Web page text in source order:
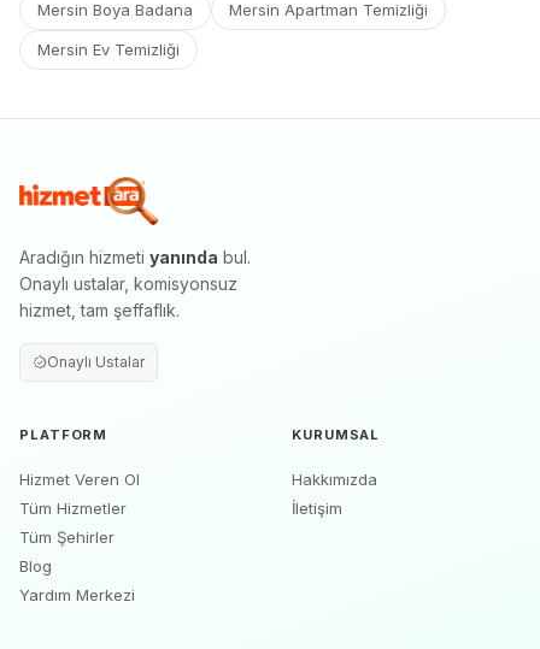
Mersin Boya Badana Mersin Apartman Temizliği
Mersin Ev Temizliği
Aradığın hizmeti yanında bul.
Onaylı ustalar, komisyonsuz
hizmet, tam şeffaflık.
Onaylı Ustalar
PLATFORM
Hizmet Veren Ol
Tüm Hizmetler
Tüm Şehirler
Blog
Yardım Merkezi
KURUMSAL
Hakkımızda
İletişim